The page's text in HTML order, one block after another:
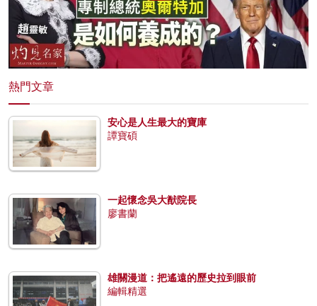
熱門文章
安心是人生最大的寶庫
譚寶碩
一起懷念吳大猷院長
廖書蘭
雄關漫道：把遙遠的歷史拉到眼前
編輯精選